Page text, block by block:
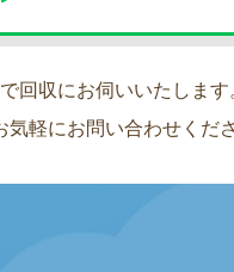
回収にお伺いいたします
軽にお問い合わせくださ